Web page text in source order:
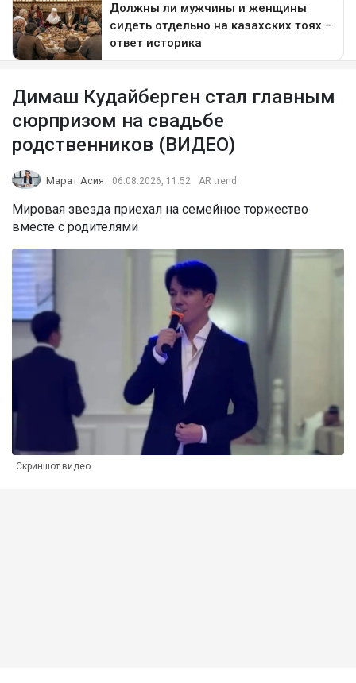
Димаш Кудайберген стал главным
сюрпризом на свадьбе
родственников (ВИДЕО)
Марат Асия 06.08.2026, 11:52 AR trend
Мировая звезда приехал на семейное торжество
вместе с родителями
Скриншот видео